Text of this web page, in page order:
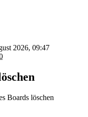
2026, 09:47
Boards löschen